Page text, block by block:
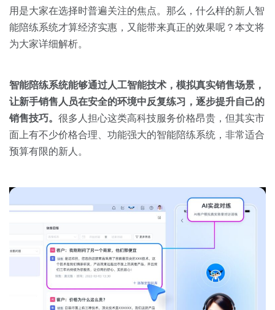
按角色
销售管理
交易跟进
培训辅导
白皮书
销售会话智能
预约演示
用是大家在选择时普遍关注的焦点。那么，什么样的新人智
能陪练系统才算经济实惠，又能带来真正的效果呢？本文将
为大家详细解析。
智能陪练系统能够通过人工智能技术，模拟真实销售场景，
让新手销售人员在安全的环境中反复练习，逐步提升自己的
销售技巧。 很多人担心这类高科技服务价格昂贵，但其实市
面上有不少价格合理、功能强大的智能陪练系统，非常适合
预算有限的新人。